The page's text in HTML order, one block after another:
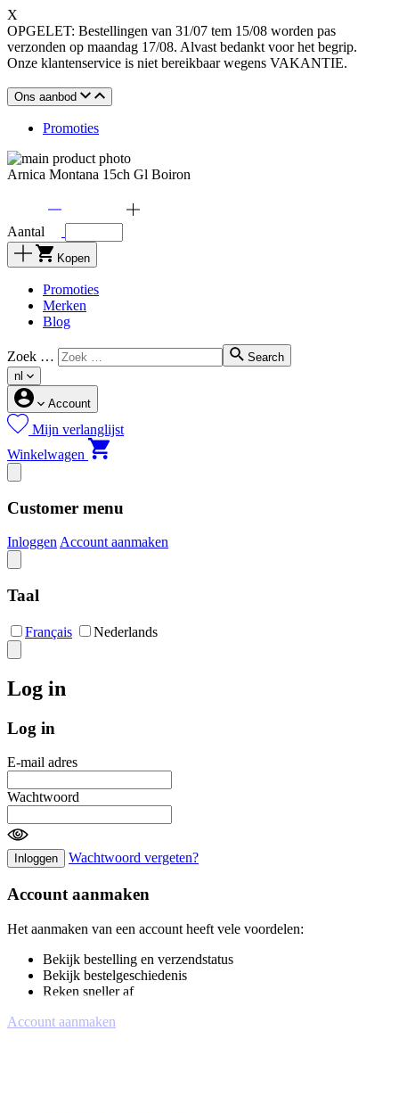
X
OPGELET: Bestellingen van 31/07 tem 15/08 worden pas
verzonden op maandag 17/08. Alvast bedankt voor het begrip.
Onze klantenservice is niet bereikbaar wegens VAKANTIE.
Ons aanbod
Promoties
Arnica Montana 15ch Gl Boiron
Aantal
Kopen
Promoties
Merken
Blog
Zoek …
Search
nl
Account
Mijn verlanglijst
Winkelwagen
Customer menu
InloggenAccount aanmaken
Taal
Français Nederlands
Log in
Log in
E-mail adres
Wachtwoord
Inloggen Wachtwoord vergeten?
Account aanmaken
Het aanmaken van een account heeft vele voordelen:
Bekijk bestelling en verzendstatus
Bekijk bestelgeschiedenis
Reken sneller af
Account aanmaken